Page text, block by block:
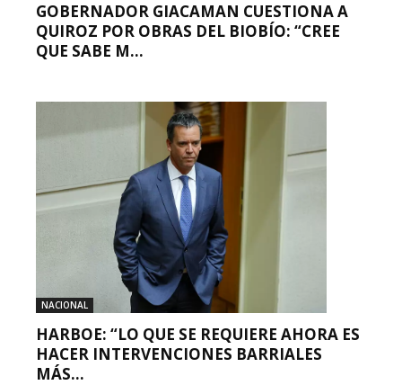
GOBERNADOR GIACAMAN CUESTIONA A
QUIROZ POR OBRAS DEL BIOBÍO: “CREE
QUE SABE M...
NACIONAL
HARBOE: “LO QUE SE REQUIERE AHORA ES
HACER INTERVENCIONES BARRIALES
MÁS...